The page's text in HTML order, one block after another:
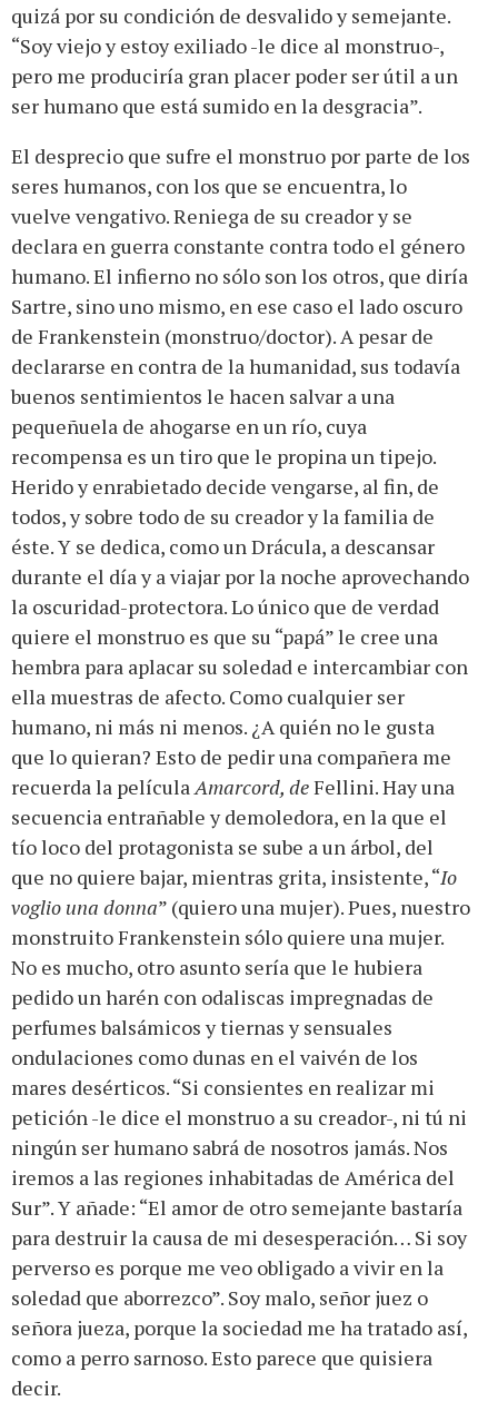
quizá por su condición de desvalido y semejante.
“Soy viejo y estoy exiliado -le dice al monstruo-,
pero me produciría gran placer poder ser útil a un
ser humano que está sumido en la desgracia”.
El desprecio que sufre el monstruo por parte de los
seres humanos, con los que se encuentra, lo
vuelve vengativo. Reniega de su creador y se
declara en guerra constante contra todo el género
humano. El infierno no sólo son los otros, que diría
Sartre, sino uno mismo, en ese caso el lado oscuro
de Frankenstein (monstruo/doctor). A pesar de
declararse en contra de la humanidad, sus todavía
buenos sentimientos le hacen salvar a una
pequeñuela de ahogarse en un río, cuya
recompensa es un tiro que le propina un tipejo.
Herido y enrabietado decide vengarse, al fin, de
todos, y sobre todo de su creador y la familia de
éste. Y se dedica, como un Drácula, a descansar
durante el día y a viajar por la noche aprovechando
la oscuridad-protectora. Lo único que de verdad
quiere el monstruo es que su “papá” le cree una
hembra para aplacar su soledad e intercambiar con
ella muestras de afecto. Como cualquier ser
humano, ni más ni menos. ¿A quién no le gusta
que lo quieran? Esto de pedir una compañera me
recuerda la película Amarcord, deFellini. Hay una
secuencia entrañable y demoledora, en la que el
tío loco del protagonista se sube a un árbol, del
que no quiere bajar, mientras grita, insistente, “Io
voglio una donna” (quiero una mujer). Pues, nuestro
monstruito Frankenstein sólo quiere una mujer.
No es mucho, otro asunto sería que le hubiera
pedido un harén con odaliscas impregnadas de
perfumes balsámicos y tiernas y sensuales
ondulaciones como dunas en el vaivén de los
mares desérticos. “Si consientes en realizar mi
petición -le dice el monstruo a su creador-, ni tú ni
ningún ser humano sabrá de nosotros jamás. Nos
iremos a las regiones inhabitadas de América del
Sur”. Y añade: “El amor de otro semejante bastaría
para destruir la causa de mi desesperación… Si soy
perverso es porque me veo obligado a vivir en la
soledad que aborrezco”. Soy malo, señor juez o
señora jueza, porque la sociedad me ha tratado así,
como a perro sarnoso. Esto parece que quisiera
decir.